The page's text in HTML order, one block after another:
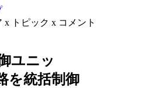
トピック x コメント
ユニッ
を統括制御